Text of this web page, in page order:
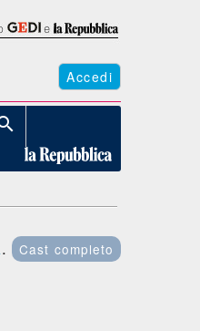
Accedi
. Cast completo